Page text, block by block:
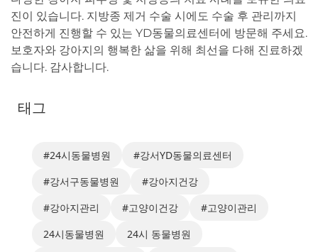
진이 있습니다. 지방종 제거 수술 시에도 수술 후 관리까지
안전하게 진행할 수 있는 YD동물의료센터에 방문해 주세요.
보호자와 강아지의 행복한 삶을 위해 최선을 다해 진료하겠
습니다. 감사합니다.
태그
#24시동물병원
#강서YD동물의료센터
#강서구동물병원
#강아지건강
#강아지관리
#고양이건강
#고양이관리
24시동물병원
24시 동물병원